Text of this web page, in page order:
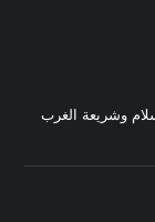
وشريعة الغرب